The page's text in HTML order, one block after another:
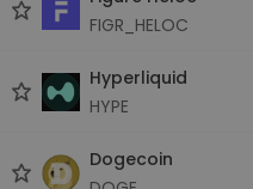
FIGR_HELOC
Hyperliquid
HYPE
Dogecoin